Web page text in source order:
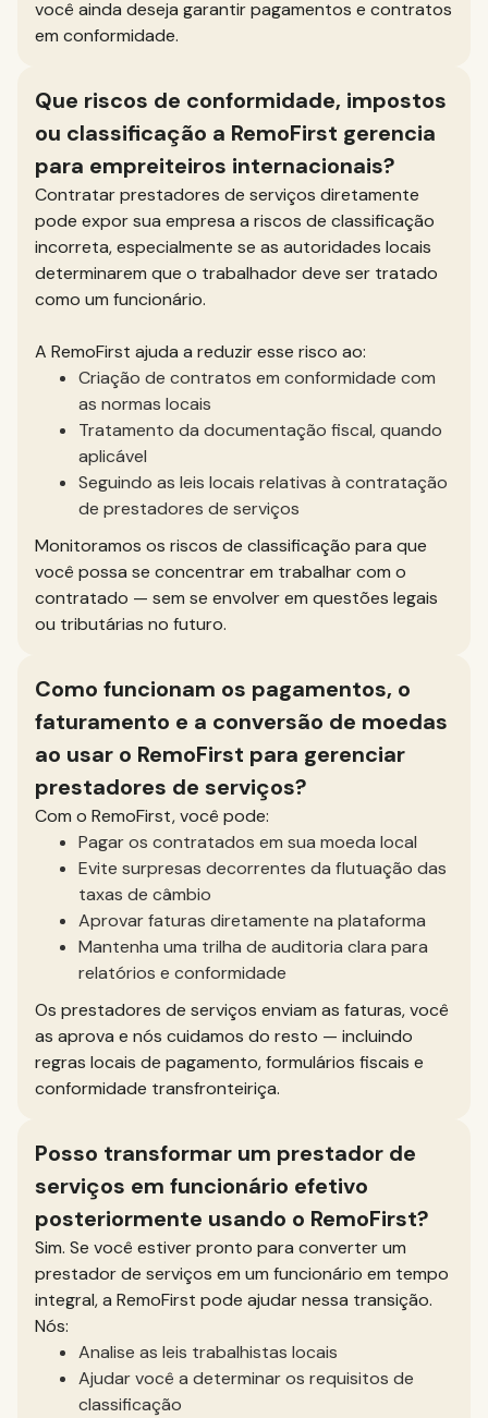
você ainda deseja garantir pagamentos e contratos
em conformidade.
Que riscos de conformidade, impostos
ou classificação a RemoFirst gerencia
para empreiteiros internacionais?
Contratar prestadores de serviços diretamente
pode expor sua empresa a riscos de classificação
incorreta, especialmente se as autoridades locais
determinarem que o trabalhador deve ser tratado
como um funcionário.
A RemoFirst ajuda a reduzir esse risco ao:
Criação de contratos em conformidade com
as normas locais
Tratamento da documentação fiscal, quando
aplicável
Seguindo as leis locais relativas à contratação
de prestadores de serviços
Monitoramos os riscos de classificação para que
você possa se concentrar em trabalhar com o
contratado — sem se envolver em questões legais
ou tributárias no futuro.
Como funcionam os pagamentos, o
faturamento e a conversão de moedas
ao usar o RemoFirst para gerenciar
prestadores de serviços?
Com o RemoFirst, você pode:
Pagar os contratados em sua moeda local
Evite surpresas decorrentes da flutuação das
taxas de câmbio
Aprovar faturas diretamente na plataforma
Mantenha uma trilha de auditoria clara para
relatórios e conformidade
Os prestadores de serviços enviam as faturas, você
as aprova e nós cuidamos do resto — incluindo
regras locais de pagamento, formulários fiscais e
conformidade transfronteiriça.
Posso transformar um prestador de
serviços em funcionário efetivo
posteriormente usando o RemoFirst?
Sim. Se você estiver pronto para converter um
prestador de serviços em um funcionário em tempo
integral, a RemoFirst pode ajudar nessa transição.
Nós:
Analise as leis trabalhistas locais
Ajudar você a determinar os requisitos de
classificação